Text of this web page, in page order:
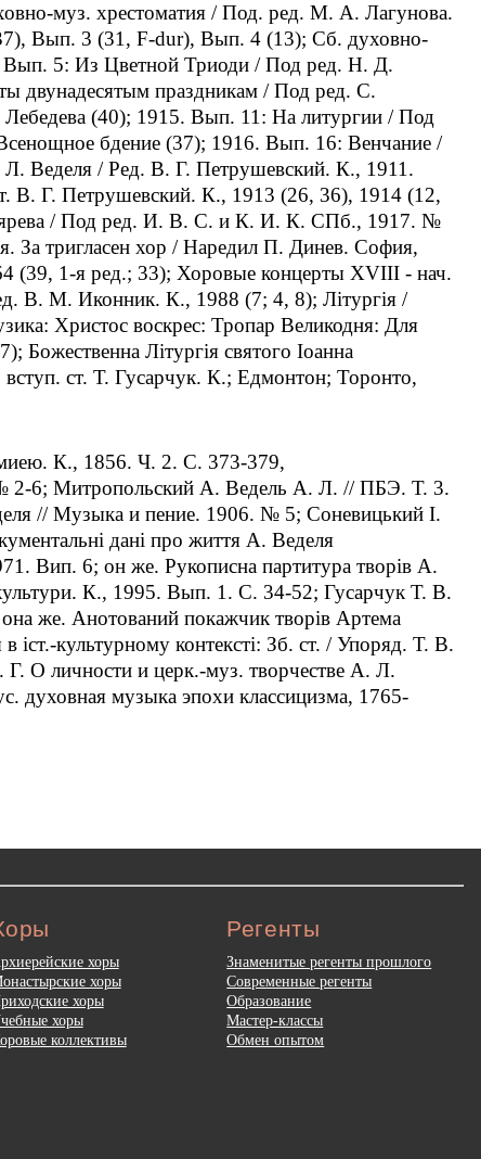
муз. хрестоматия / Под. ред. М. А. Лагунова.
Вып. 3 (31, F-dur), Вып. 4 (13); Сб. духовно-
5: Из Цветной Триоди / Под ред. Н. Д.
двунадесятым праздникам / Под ред. С.
(40); 1915. Вып. 11: На литургии / Под
бдение (37); 1916. Вып. 16: Венчание /
Веделя / Ред. В. Г. Петрушевский. К., 1911.
В. Г. Петрушевский. К., 1913 (26, 36), 1914 (12,
/ Под ред. И. В. С. и К. И. К. СПб., 1917. №
За тригласен хор / Наредил П. Динев. София,
(39, 1-я ред.; 33); Хоровые концерты XVIII - нач.
В. М. Иконник. К., 1988 (7; 4, 8); Лiтургiя /
Христос воскрес: Тропар Великодня: Для
Лiтургiя святого Iоанна
ст. Т. Гусарчук. К.; Едмонтон; Торонто,
К., 1856. Ч. 2. С. 373-379,
2-6; Митропольский А. Ведель А. Л. // ПБЭ. Т. 3.
// Музыка и пение. 1906. № 5; Соневицький I.
данi про життя А. Веделя
Вип. 6; он же. Рукописна партитура творiв А.
К., 1995. Вып. 1. С. 34-52; Гусарчук Т. В.
же. Анотований покажчик творiв Артема
iст.-культурному контекстi: Зб. ст. / Упоряд. Т. В.
О личности и церк.-муз. творчестве А. Л.
музыка эпохи классицизма, 1765-
хоры
хоры
хоры
хоры
коллективы
Регенты
Знаменитые регенты прошлого
Современные регенты
Образование
Мастер-классы
Обмен опытом